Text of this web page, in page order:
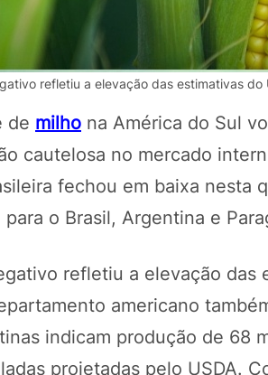
refletiu a elevação das estimativas do
de milho na América do Sul
cautelosa no mercado
fechou em baixa
o Brasil, Argentina e
refletiu a elevação das
americano
indicam produção de 68
projetadas pelo USDA.